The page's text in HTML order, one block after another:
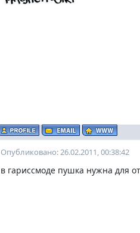
Опубликовано: 26.02.2011, 00:38:42
в гариссмоде пушка нужна для